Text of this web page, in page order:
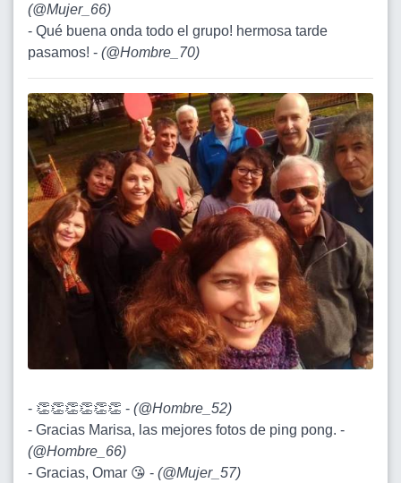
(@Mujer_66)
- Qué buena onda todo el grupo! hermosa tarde
pasamos! - (@Hombre_70)
- 👏👏👏👏👏👏 - (@Hombre_52)
- Gracias Marisa, las mejores fotos de ping pong. -
(@Hombre_66)
- Gracias, Omar 😘 - (@Mujer_57)